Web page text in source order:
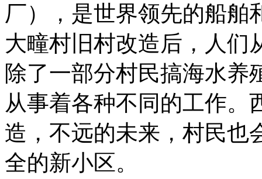
厂），是世界领先的船舶
大疃村旧村改造后，人们
除了一部分村民搞海水养
从事着各种不同的工作。
造，不远的未来，村民也
全的新小区。